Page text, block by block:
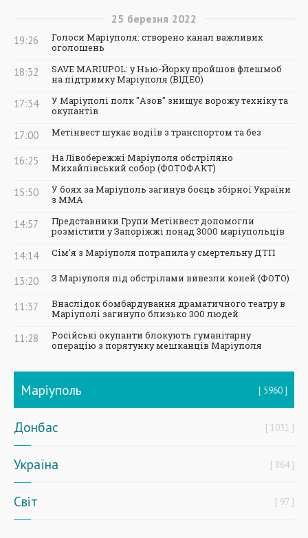
25 березня 2022
19:26
Голоси Маріуполя: створено канал важливих
оголошень
18:32
SAVE MARIUPOL: у Нью-Йорку пройшов флешмоб
на підтримку Маріуполя (ВІДЕО)
17:34
У Маріуполі полк "Азов" знищує ворожу техніку та
окупантів
17:00 Метінвест шукає водіїв з транспортом та без
16:25
На Лівобережжі Маріуполя обстріляно
Михайлівський собор (ФОТОФАКТ)
15:50
У боях за Маріуполь загинув боєць збірної України
з ММА
14:57
Представники Групи Метінвест допомогли
розмістити у Запоріжжі понад 3000 маріупольців
14:14 Сім'я з Маріуполя потрапила у смертельну ДТП
13:20 З Маріуполя під обстрілами вивезли коней (ФОТО)
11:37
Внаслідок бомбардування драматичного театру в
Маріуполі загинуло близько 300 людей
11:28
Російські окупанти блокують гуманітарну
операцію з порятунку мешканців Маріуполя
Маріуполь 5960
Донбас 1031
Україна 864
Світ 97